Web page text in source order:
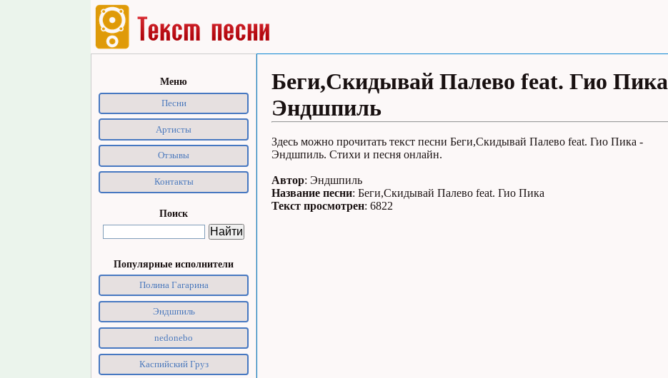
Меню
Песни
Артисты
Отзывы
Контакты
Поиск
Популярные исполнители
Полина Гагарина
Эндшпиль
nedonebo
Каспийский Груз
Беги,Скидывай Палево feat. Гио Пика
Эндшпиль
Здесь можно прочитать текст песни Беги,Скидывай Палево feat. Гио Пика -
Эндшпиль. Стихи и песня онлайн.
Автор: Эндшпиль
Название песни: Беги,Скидывай Палево feat. Гио Пика
Текст просмотрен: 6822